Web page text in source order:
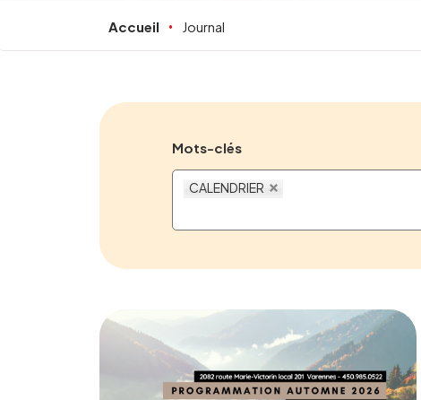
Accueil Journal
Mots-clés
CALENDRIER
Calendrier de la
programmation